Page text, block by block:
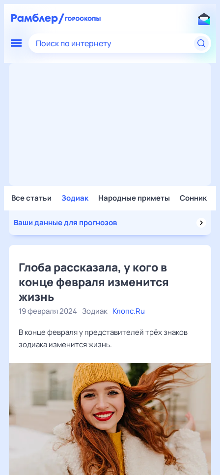
Поиск по интернету
Все статьи Зодиак Народные приметы Сонник
Ваши данные для прогнозов
Глоба рассказала, у кого в
конце февраля изменится
жизнь
19 февраля 2024 Зодиак Клопс.Ru
В конце февраля у представителей трёх знаков
зодиака изменится жизнь.